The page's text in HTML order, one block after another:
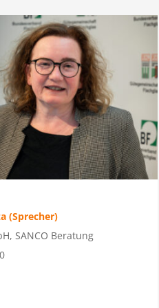
(Sprecher)
SANCO Beratung